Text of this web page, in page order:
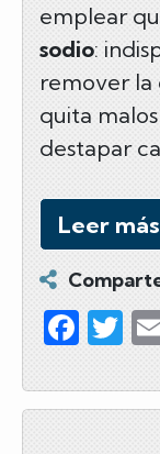
emplear
sodio:
remover la
quita
destapar
Leer más
F
c
T
tt